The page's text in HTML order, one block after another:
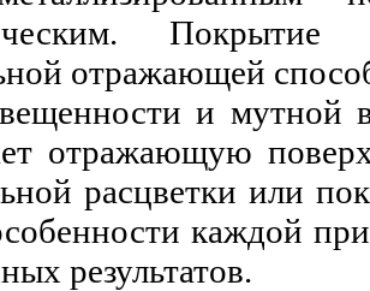
отражающей
и мутной
отражающую
расцветки или
каждой
результатов.